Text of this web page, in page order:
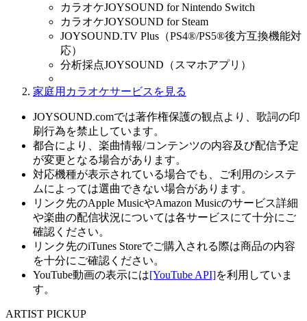
カラオケJOYSOUND for Nintendo Switch
カラオケJOYSOUND for Steam
JOYSOUND.TV Plus（PS4®/PS5®後方互換機能対
応）
分析採点JOYSOUND（スマホアプリ）
家庭用カラオケサービスを見る
JOYSOUND.comでは著作権保護の観点より、歌詞の印
刷行為を禁止しています。
都合により、楽曲情報/コンテンツの内容及び配信予定
が変更となる場合があります。
対応機種が表示されている場合でも、ご利用のシステ
ムによっては選曲できない場合があります。
リンク先のApple MusicやAmazon Musicのサービス詳細
や楽曲の配信状況については各サービスにて十分にご
確認ください。
リンク先のiTunes Storeでご購入される際は商品の内容
を十分にご確認ください。
YouTube動画の表示には[YouTube API]を利用していま
す。
ARTIST PICKUP